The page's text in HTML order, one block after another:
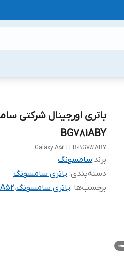
BG781ABY
Galaxy A52 | EB-BG781ABY
برند:سامسونگ
دسته‌بندی: باتری سامسونگ
برچسب‌ها :باتری سامسونگ،A52